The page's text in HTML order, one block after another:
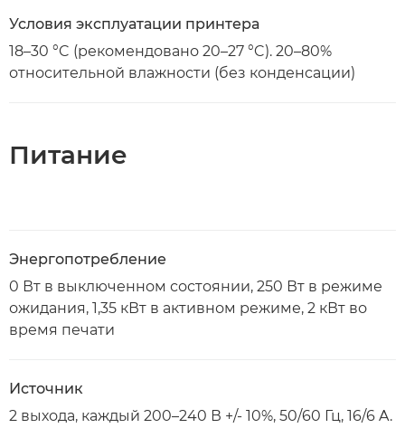
Условия эксплуатации принтера
18–30 °C (рекомендовано 20–27 °C). 20–80%
относительной влажности (без конденсации)
Питание
Энергопотребление
0 Вт в выключенном состоянии, 250 Вт в режиме
ожидания, 1,35 кВт в активном режиме, 2 кВт во
время печати
Источник
2 выхода, каждый 200–240 В +/- 10%, 50/60 Гц, 16/6 A.